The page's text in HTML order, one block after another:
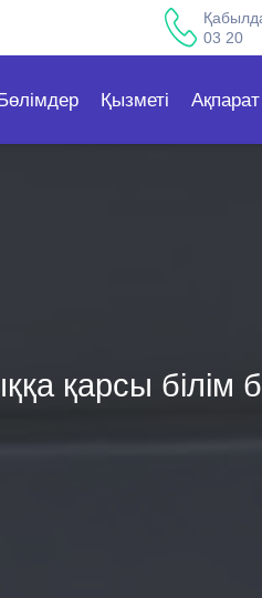
03 20
Қызметі Ақпарат
қарсы білім